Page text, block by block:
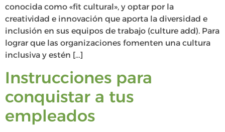
conocida como «fit cultural», y optar por la
creatividad e innovación que aporta la diversidad e
inclusión en sus equipos de trabajo (culture add). Para
lograr que las organizaciones fomenten una cultura
inclusiva y estén […]
Instrucciones para
conquistar a tus
empleados